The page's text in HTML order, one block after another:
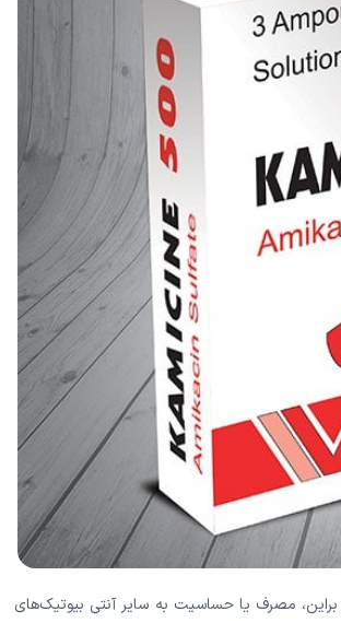
براین، مصرف یا حساسیت به سایر آنتی بیوتیک‌های